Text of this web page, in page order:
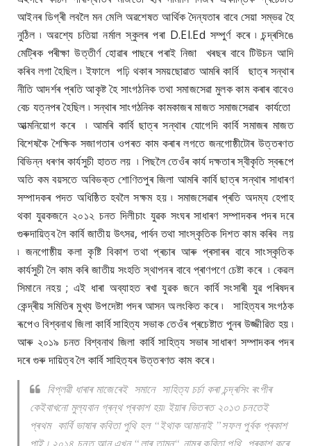
আইনৰ ডিগ্ৰী লবলৈ মন মেলি অৱশেষত আৰ্থিক দৈন্যতাৰ বাবে সেয়া সম্ভৱ হৈ
নুঠিল ৷ অৱশ্যে চতিয়া নৰ্মাল স্কুলৰ পৰা D.El.Ed সম্পুৰ্ণ কৰে ৷ চন্দ্ৰসিঙে
মেট্ৰিক পৰীক্ষা উত্তীৰ্ণ হোৱাৰ পাছৰে পৰাই নিজা খৰছৰ বাবে টিউচন আদি
কৰিব লগা হৈছিল ৷ ইফালে পঢ়ি থকাৰ সময়ছোৱাত আমৰি কাৰ্বি ছাত্ৰ সন্থাৰ
নীতি আদৰ্শৰ প্ৰতি আকৃষ্ট হৈ সাংগঠনিক তথা সমাজসেৱা মুলক কাম কৰাৰ বাবেও
বেচ যত্নপৰ হৈছিল ৷ সন্থাৰ সাংগঠনিক কামকাজৰ মাজত সমাজসেৱাৰ কাৰ্যতো
আত্মনিয়োগ কৰে ৷ আমৰি কাৰ্বি ছাত্ৰ সন্থাৰ যোগেদি কাৰ্বি সমাজৰ মাজত
বিশেষকৈ শৈক্ষিক সজাগতাৰ ওপৰত কাম কৰাৰ লগতে জনগোষ্ঠীটোৰ উত্তৰণত
বিভিন্ন ধৰণৰ কাৰ্যসুচী হাতত লয় ৷ পিছলৈ তেওঁৰ কাৰ্য দক্ষতাৰ স্বীকৃতি স্বৰূপে
অতি কম বয়সতে অবিভক্ত শোণিতপুৰ জিলা আমৰি কাৰ্বি ছাত্ৰ সন্থাৰ সাধাৰণ
সম্পাদকৰ পদত অধিষ্ঠিত হবলৈ সক্ষম হয় ৷ সমাজসেৱাৰ প্ৰতি অদম্য হেপাহ
থকা যুৱকজনে ২০১২ চনত দিলীচাং যুৱক সংঘৰ সাধাৰণ সম্পাদকৰ পদৰ দৰে
গুৰুদায়িত্ব লৈ কাৰ্বি জাতীয় উৎসৱ, পাৰ্বন তথা সাংস্কৃতিক দিশত কাম কৰিব লয়
৷ জনগোষ্ঠীয় কলা কৃষ্টি বিকাশ তথা প্ৰচাৰ আৰু প্ৰসাৰৰ বাবে সাংস্কৃতিক
কাৰ্যসুচী লৈ কাম কৰি জাতীয় সংহতি স্থাপনৰ বাবে প্ৰাণপণে চেষ্টা কৰে ৷ কেৱল
সিমানে নহয় ; এই ধাৰা অব্যাহত ৰখা যুৱক জনে কাৰ্বি সংসাৰী যুৱ পৰিষদৰ
কেন্দ্ৰীয় সমিতিৰ মুখ্য উপদেষ্টা পদৰ আসন অলংকিত কৰে ৷ সাহিত্যৰ সংগঠক
ৰূপেও বিশ্বনাথ জিলা কাৰ্বি সাহিত্য সভাক তেওঁৰ প্ৰচেষ্টাত পুনৰ উজ্জীৱিত হয় ৷
আৰু ২০১৯ চনত বিশ্বনাথ জিলা কাৰ্বি সাহিত্য সভাৰ সাধাৰণ সম্পাদকৰ পদৰ
দৰে গুৰু দায়িত্ব লৈ কাৰ্বি সাহিত্যৰ উত্তৰণত কাম কৰে ৷
বিপ্লৱী ধাৰাৰ মাজেৰেই সমানে সাহিত্য চৰ্চা কৰা চন্দ্ৰসিং ৰংপীৰ
কেইবাখনো মুল্যবান গ্ৰন্থ প্ৰকাশ হয়৷ ইয়াৰ ভিতৰত ২০১৩ চনতেই
প্ৰথম কাৰ্বি ভাষাৰ কবিতা পুথি হল “ইথাক আমানাই ”সফল পুৰ্বক প্ৰকাশ
পাই ৷ ২০১৪ চনত আন এখন “লাৰ তামন“ নামৰ কবিতা পুথি প্ৰকাশ কৰে